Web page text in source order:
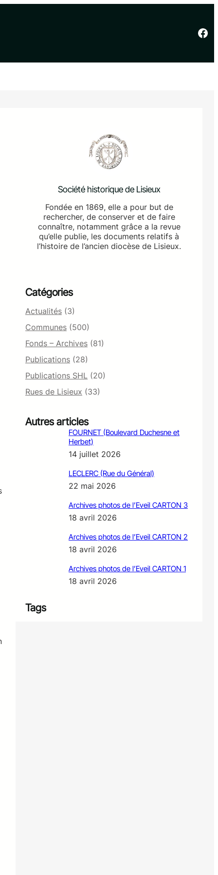
Facebook
Société historique de Lisieux
Fondée en 1869, elle a pour but de
rechercher, de conserver et de faire
connaître, notamment grâce a la revue
qu’elle publie, les documents relatifs à
l’histoire de l’ancien diocèse de Lisieux.
Catégories
Actualités (3)
Communes (500)
Fonds – Archives (81)
Publications (28)
Publications SHL (20)
Rues de Lisieux (33)
Autres articles
FOURNET (Boulevard Duchesne et
Herbet)
14 juillet 2026
LECLERC (Rue du Général)
22 mai 2026
Archives photos de l’Eveil CARTON 3
18 avril 2026
Archives photos de l’Eveil CARTON 2
18 avril 2026
Archives photos de l’Eveil CARTON 1
18 avril 2026
Tags